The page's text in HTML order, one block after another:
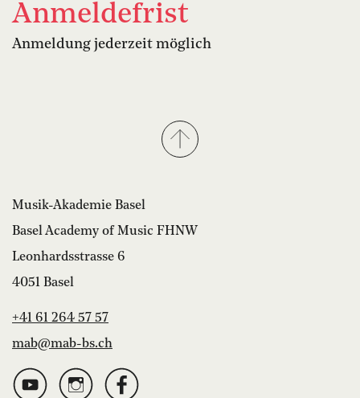
Anmeldefrist
Anmeldung jederzeit möglich
Musik-Akademie Basel
Basel Academy of Music FHNW
Leonhardsstrasse 6
4051 Basel
+41 61 264 57 57
mab@mab-bs.ch